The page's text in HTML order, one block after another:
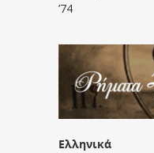
’74
Ελληνικά